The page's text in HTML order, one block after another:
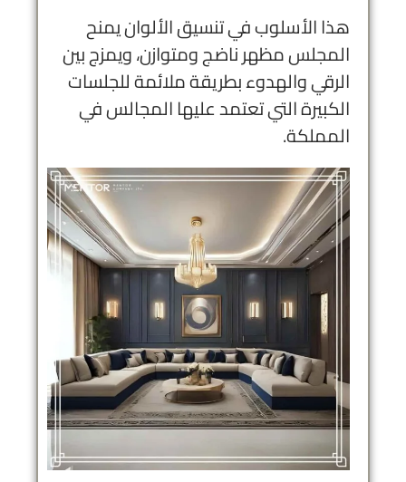
هذا الأسلوب في تنسيق الألوان يمنح
المجلس مظهر ناضج ومتوازن، ويمزج بين
الرقي والهدوء بطريقة ملائمة للجلسات
الكبيرة التي تعتمد عليها المجالس في
المملكة.